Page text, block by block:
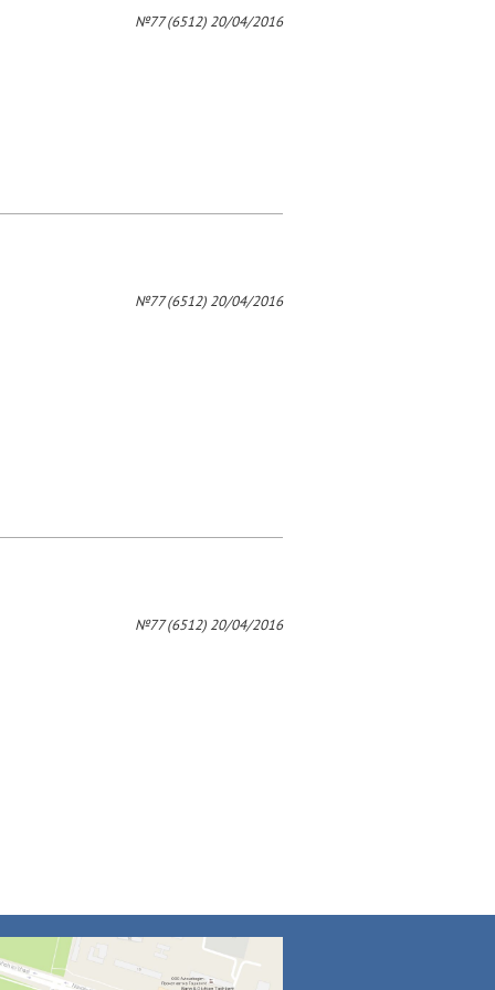
4
№77 (6512) 20/04/2016
№77 (6512) 20/04/2016
№77 (6512) 20/04/2016